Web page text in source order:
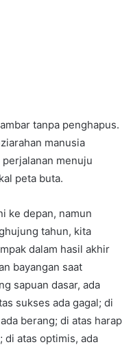
tanpa penghapus.
manusia
menuju
peta buta.
ke depan, namun
tahun, kita
dalam hasil akhir
bayangan saat
sapuan dasar, ada
sukses ada gagal; di
berang; di atas harap
di atas optimis, ada